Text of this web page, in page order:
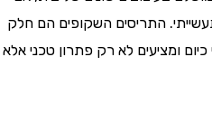
התריסים השקופים הם חלק
לא רק פתרון טכני אלא